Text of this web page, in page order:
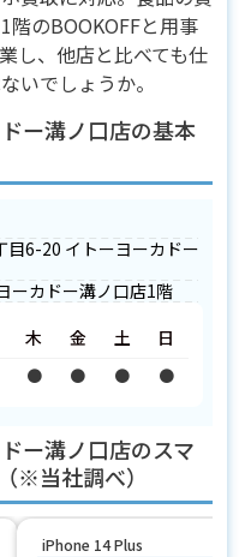
階のBOOKOFFと用事
し、他店と比べても仕
いでしょうか。
ー溝ノ口店の基本
目6-20 イトーヨーカドー
ーカドー溝ノ口店1階
木
●
金
●
土
●
日
●
ー溝ノ口店のスマ
※当社調べ）
iPhone 14 Plus